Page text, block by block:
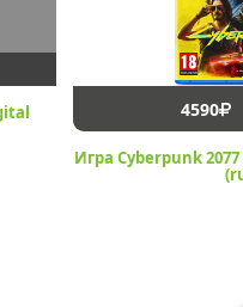
4590
Игра Cyberpunk